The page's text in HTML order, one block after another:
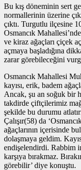
Bu kış döneminin sert
normallerinin üzerine
çıktı. Turgutlu ilçesine
Osmancık
ve kiraz ağaçları çiçek
açmaya başladığına
zarar görebileceğini
Osmancık Mahallesi
kayısı, erik, badem
Ancak, şu an soğuk bir
takdirde çiftçilerimiz
şekilde bu durumu
Çalışır(58) da
ağaçlarının içerisinde
dolaşmaya geldim.
endişelendirdi. Rabbim
karşıya bırakmaz.
görebilir’ diye konuştu.